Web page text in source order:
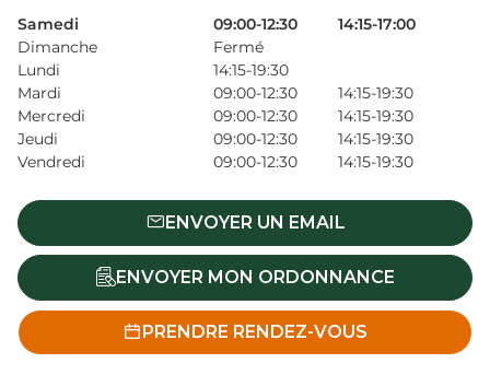
Samedi
09:00-12:30
14:15-17:00
Dimanche
Fermé
Lundi
14:15-19:30
Mardi
09:00-12:30
14:15-19:30
Mercredi
09:00-12:30
14:15-19:30
Jeudi
09:00-12:30
14:15-19:30
Vendredi
09:00-12:30 14:15-19:30
ENVOYER UN EMAIL
ENVOYER MON ORDONNANCE
PRENDRE RENDEZ-VOUS